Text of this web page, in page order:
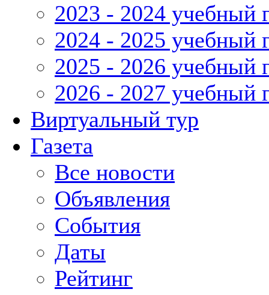
2023 - 2024 учебный
2024 - 2025 учебный
2025 - 2026 учебный
2026 - 2027 учебный
Виртуальный тур
Газета
Все новости
Объявления
События
Даты
Рейтинг